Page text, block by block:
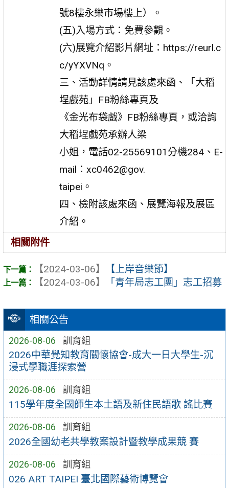
相關公告
2026-08-06 訓育組
2026中華覺知教育關懷協會-成大一日大學生-沉
浸式學職涯探索營
2026-08-06 訓育組
115學年度全國師生本土語及新住民語歌 謠比賽
2026-08-06 訓育組
2026全國幼老共學教案設計暨教學成果競 賽
2026-08-06 訓育組
026 ART TAIPEI 臺北國際藝術博覽會
號8樓永樂市場樓上）。
(五)入場方式：免費參觀。
(六)展覽介紹影片網址：https://reurl.c
c/yYXVNq。
三、活動詳情請見該處來函、「大稻
埕戲苑」FB粉絲專頁及
《金光布袋戲》FB粉絲專頁，或洽詢
大稻埕戲苑承辦人梁
小姐，電話02-25569101分機284、E-
mail：xc0462@gov.
taipei。
四、檢附該處來函、展覽海報及展區
介紹。
相關附件
【2024-03-06】
【上岸音樂節】
【2024-03-06】
「青年局志工團」志工招募